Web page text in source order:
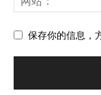
保存你的信息，